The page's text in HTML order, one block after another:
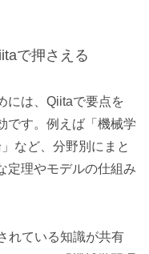
で押さえる
には、Qiitaで要点を
です。例えば「機械学
など、分野別にまと
定理やモデルの仕組み
れている知識が共有